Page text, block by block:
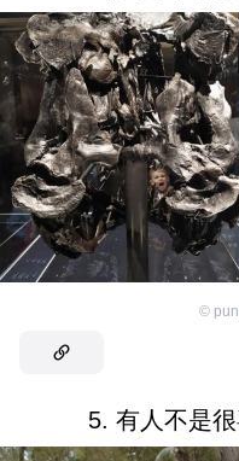
©
5. 有人不是